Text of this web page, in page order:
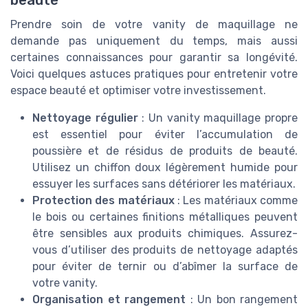
Prendre soin de votre vanity de maquillage ne
demande pas uniquement du temps, mais aussi
certaines connaissances pour garantir sa longévité.
Voici quelques astuces pratiques pour entretenir votre
espace beauté et optimiser votre investissement.
Nettoyage régulier: Un vanity maquillage propre
est essentiel pour éviter l’accumulation de
poussière et de résidus de produits de beauté.
Utilisez un chiffon doux légèrement humide pour
essuyer les surfaces sans détériorer les matériaux.
Protection des matériaux: Les matériaux comme
le bois ou certaines finitions métalliques peuvent
être sensibles aux produits chimiques. Assurez-
vous d’utiliser des produits de nettoyage adaptés
pour éviter de ternir ou d’abîmer la surface de
votre vanity.
Organisation et rangement : Un bon rangement